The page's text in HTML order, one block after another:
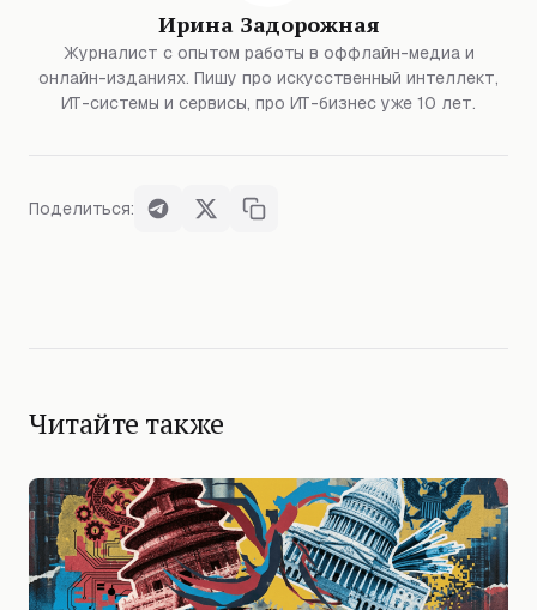
Ирина Задорожная
Журналист с опытом работы в оффлайн-медиа и
онлайн-изданиях. Пишу про искусственный интеллект,
ИТ-системы и сервисы, про ИТ-бизнес уже 10 лет.
Поделиться:
Читайте также